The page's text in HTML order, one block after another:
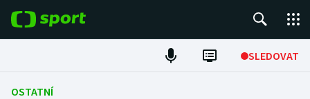
SLEDOVAT
Fotbal
OSTATNÍ